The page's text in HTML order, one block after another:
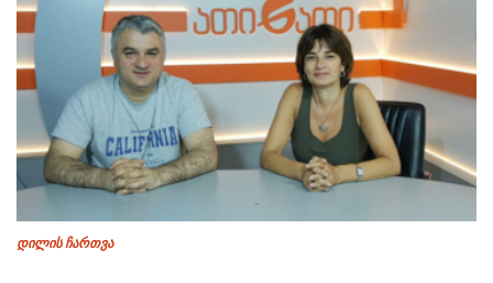
დილის ჩართვა